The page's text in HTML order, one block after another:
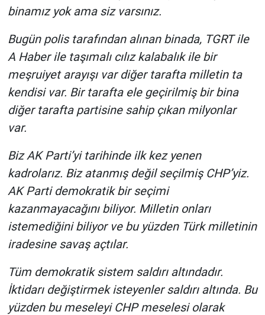
binamız yok ama siz varsınız.
Bugün polis tarafından alınan binada, TGRT ile
A Haber ile taşımalı cılız kalabalık ile bir
meşruiyet arayışı var diğer tarafta milletin ta
kendisi var. Bir tarafta ele geçirilmiş bir bina
diğer tarafta partisine sahip çıkan milyonlar
var.
Biz AK Parti’yi tarihinde ilk kez yenen
kadrolarız. Biz atanmış değil seçilmiş CHP’yiz.
AK Parti demokratik bir seçimi
kazanmayacağını biliyor. Milletin onları
istemediğini biliyor ve bu yüzden Türk milletinin
iradesine savaş açtılar.
Tüm demokratik sistem saldırı altındadır.
İktidarı değiştirmek isteyenler saldırı altında. Bu
yüzden bu meseleyi CHP meselesi olarak